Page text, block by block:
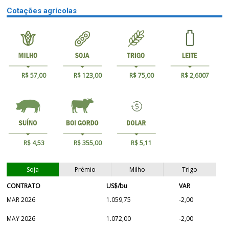
Cotações agrícolas
R$ 57,00 R$ 123,00 R$ 75,00 R$ 2,6007
R$ 4,53 R$ 355,00 R$ 5,11
Soja Prêmio Milho
Trigo
CONTRATO
US$/bu
VAR
MAR 2026
1.059,75 -2,00
MAY 2026 1.072,00 -2,00